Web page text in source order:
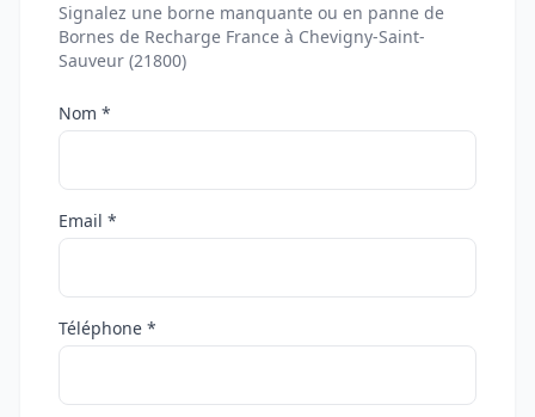
Signalez une borne manquante ou en panne de
Bornes de Recharge France à Chevigny-Saint-
Sauveur (21800)
Nom *
Email *
Téléphone *